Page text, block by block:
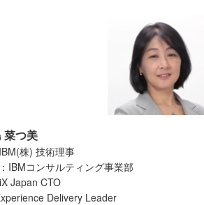
菜つ美
株) 技術理事
IBMコンサルティング事業部
Japan CTO
Delivery Leader